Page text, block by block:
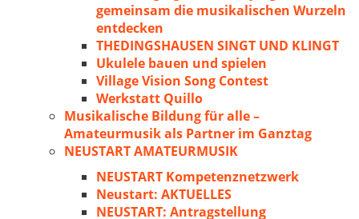
gemeinsam die musikalischen Wurzeln
entdecken
THEDINGSHAUSEN SINGT UND KLINGT
Ukulele bauen und spielen
Village Vision Song Contest
Werkstatt Quillo
Musikalische Bildung für alle –
Amateurmusik als Partner im Ganztag
NEUSTART AMATEURMUSIK
NEUSTART Kompetenznetzwerk
Neustart: AKTUELLES
NEUSTART: Antragstellung